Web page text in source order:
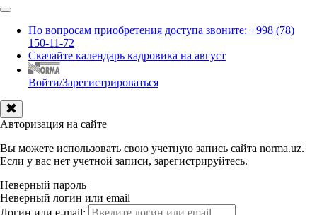
По вопросам приобретения доступа звоните: +998 (78)
150-11-72
Скачайте календарь кадровика на август
Войти/Зарегистрироваться
Авторизация на сайте
Вы можете использовать свою учетную запись сайта norma.uz.
Если у вас нет учетной записи, зарегистрируйтесь.
Неверный пароль
Неверный логин или email
Логин или e-mail: